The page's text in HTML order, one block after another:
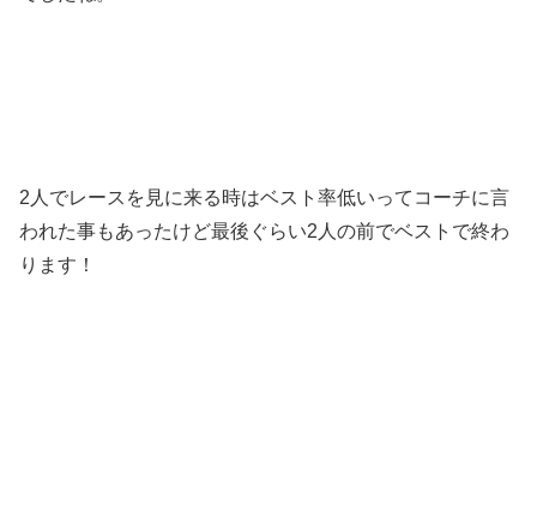
2人でレースを見に来る時はベスト率低いってコーチに言
われた事もあったけど最後ぐらい2人の前でベストで終わ
ります！